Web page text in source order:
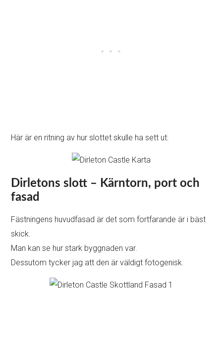
Här är en ritning av hur slottet skulle ha sett ut:
Dirletons slott – Kärntorn, port och
fasad
Fästningens huvudfasad är det som fortfarande är i bäst
skick.
Man kan se hur stark byggnaden var.
Dessutom tycker jag att den är väldigt fotogenisk.